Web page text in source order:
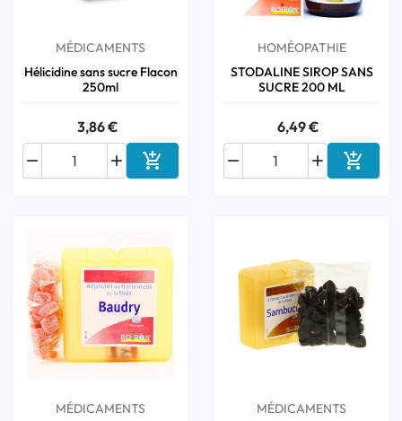
Bucco-dentaire
MÉDICAMENTS
Hélicidine sans sucre Flacon
250ml
3,86 €

 Ajouter au panier
HOMÉOPATHIE
STODALINE SIROP SANS
SUCRE 200 ML
6,49 €

 
MÉDICAMENTS
MÉDICAMENTS